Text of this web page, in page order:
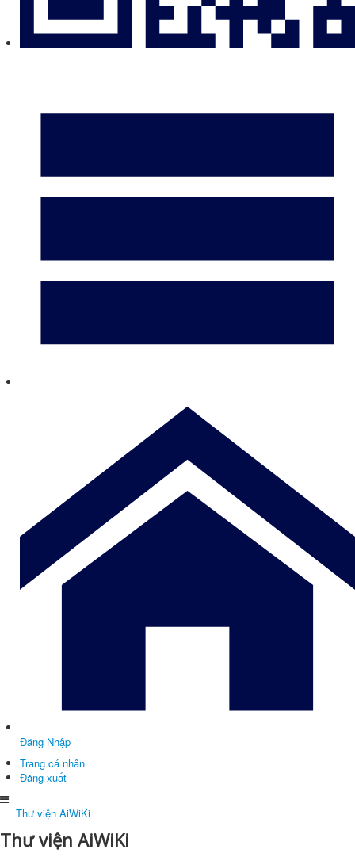
Đăng Nhập
Trang cá nhân
Đăng xuất
Thư viện AiWiKi
Thư viện AiWiKi